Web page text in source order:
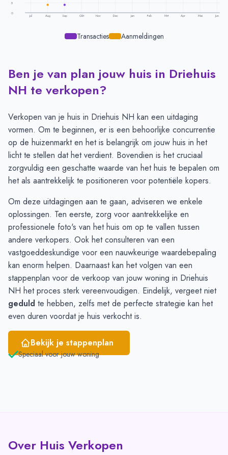
5
0
Jul Aug Sep Okt Nov Dec Jan Feb Mrt Apr Mei Jun
Transacties Aanmeldingen
Transacties en aanmeldingen per maand - Driehuis Nh
Maand
Transacties
Juli
18
Augustus
12
September
4
10
Oktober
November
11
18
December
Januari
10
12
Maart
15
18
April
13
18
Mei
13
19
Juni
11 18
Ben je van plan jouw huis in Driehuis
NH te verkopen?
Verkopen van je huis in Driehuis NH kan een uitdaging
vormen. Om te beginnen, er is een behoorlijke concurrentie
op de huizenmarkt en het is belangrijk om jouw huis in het
licht te stellen dat het verdient. Bovendien is het cruciaal
zorgvuldig een geschatte waarde van het huis te bepalen om
het als aantrekkelijk te positioneren voor potentiële kopers.
Om deze uitdagingen aan te gaan, adviseren we enkele
oplossingen. Ten eerste, zorg voor aantrekkelijke en
professionele foto's van het huis om op te vallen tussen
andere verkopers. Ook het consulteren van een
vastgoeddeskundige voor een nauwkeurige waardebepaling
kan enorm helpen. Daarnaast kan het volgen van een
stappenplan voor de verkoop van jouw woning in Driehuis
NH het proces sterk vereenvoudigen. Eindelijk, vergeet niet
geduld te hebben, zelfs met de perfecte strategie kan het
even duren voordat je huis verkocht is.
Bekijk je stappenplan
Speciaal voor jouw woning
Over Huis Verkopen